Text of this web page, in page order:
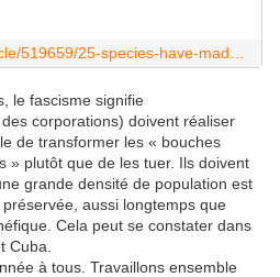
le fascisme signifie
corporations) doivent réaliser
de transformer les « bouches
» plutôt que de les tuer. Ils doivent
grande densité de population est
aussi longtemps que
Cela peut se constater dans
Cuba.
à tous. Travaillons ensemble